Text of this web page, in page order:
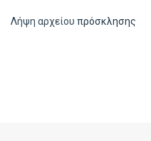
Λήψη αρχείου πρόσκλησης